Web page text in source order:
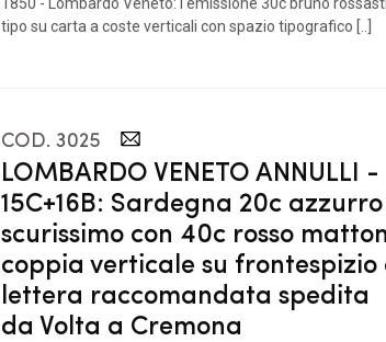
tipo su carta a coste verticali con spazio tipografico [..]
COD. 3025
LOMBARDO VENETO ANNULLI -
15C+16B: Sardegna 20c azzurro
scurissimo con 40c rosso
coppia verticale su frontespizio
lettera raccomandata spedita
da Volta a Cremona